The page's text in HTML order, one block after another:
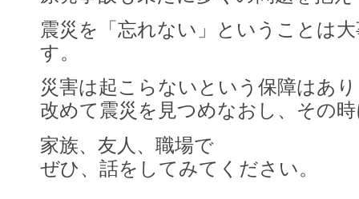
震災を「忘れない」ということは
す。
災害は起こらないという保障はあ
改めて震災を見つめなおし、その
家族、友人、職場で
ぜひ、話をしてみてください。